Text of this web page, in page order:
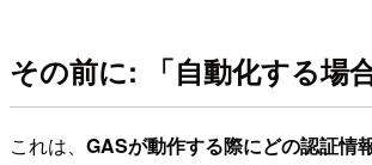
その前に: 「自動化する場
これは、 GASが動作する際にどの認証情